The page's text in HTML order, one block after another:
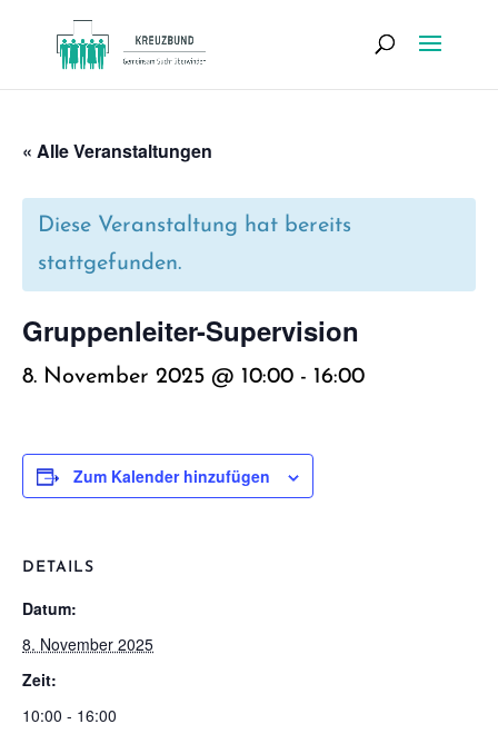
« Alle Veranstaltungen
Diese Veranstaltung hat bereits
stattgefunden.
Grup­pen­lei­ter-Super­vi­si­on
8. November 2025 @ 10:00 - 16:00
Zum Kalender hinzufügen
DETAILS
Datum:
8. November 2025
Zeit:
10:00 - 16:00